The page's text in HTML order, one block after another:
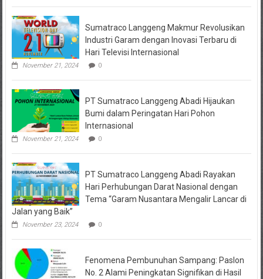
Kuasa
Korban
Desak
Penahanan
Sumatraco Langgeng Makmur Revolusikan
Industri Garam dengan Inovasi Terbaru di
Hari Televisi Internasional
November 21, 2024 0
PT Sumatraco Langgeng Abadi Hijaukan
Bumi dalam Peringatan Hari Pohon
Internasional
November 21, 2024 0
PT Sumatraco Langgeng Abadi Rayakan
Hari Perhubungan Darat Nasional dengan
Tema “Garam Nusantara Mengalir Lancar di
Jalan yang Baik”
November 23, 2024 0
Fenomena Pembunuhan Sampang: Paslon
No. 2 Alami Peningkatan Signifikan di Hasil